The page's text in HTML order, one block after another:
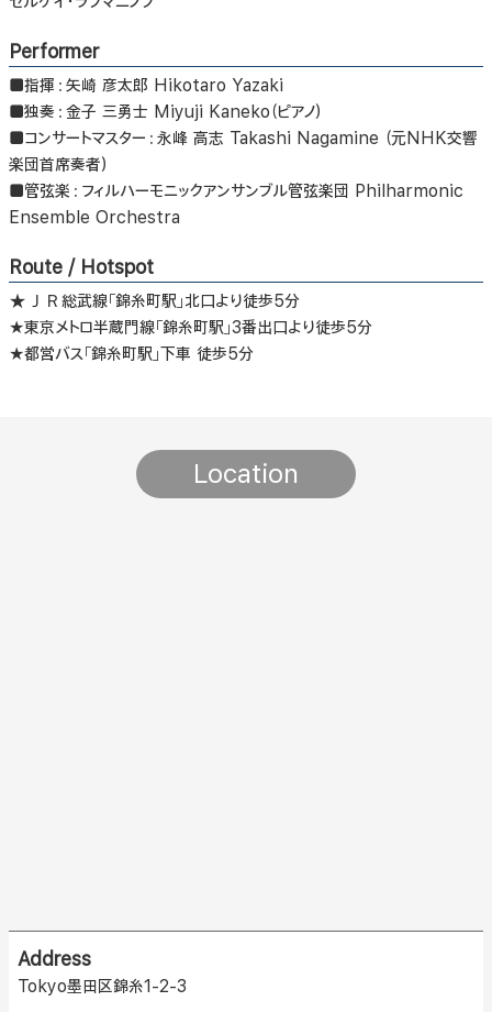
Performer
■指揮：矢崎 彦太郎 Hikotaro Yazaki
■独奏：金子 三勇士 Miyuji Kaneko（ピアノ）
■コンサートマスター：永峰 高志 Takashi Nagamine （元NHK交響
楽団首席奏者）
■管弦楽：フィルハーモニックアンサンブル管弦楽団 Philharmonic
Ensemble Orchestra
Route / Hotspot
★ＪＲ総武線「錦糸町駅」北口より徒歩5分
★東京メトロ半蔵門線「錦糸町駅」3番出口より徒歩5分
★都営バス「錦糸町駅」下車 徒歩5分
Location
Address
Tokyo墨田区錦糸1-2-3